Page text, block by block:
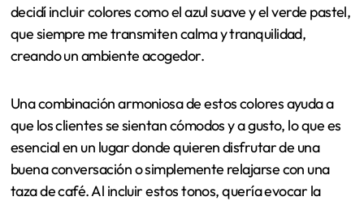
decidí incluir colores como el azul suave y el verde pastel,
que siempre me transmiten calma y tranquilidad,
creando un ambiente acogedor.
Una combinación armoniosa de estos colores ayuda a
que los clientes se sientan cómodos y a gusto, lo que es
esencial en un lugar donde quieren disfrutar de una
buena conversación o simplemente relajarse con una
taza de café. Al incluir estos tonos, quería evocar la